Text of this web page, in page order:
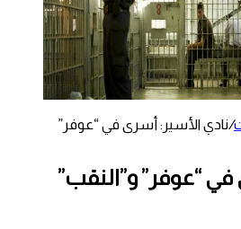
/نادي الأسير: أسرى في “عوفر”
في “عوفر” و”النقب”